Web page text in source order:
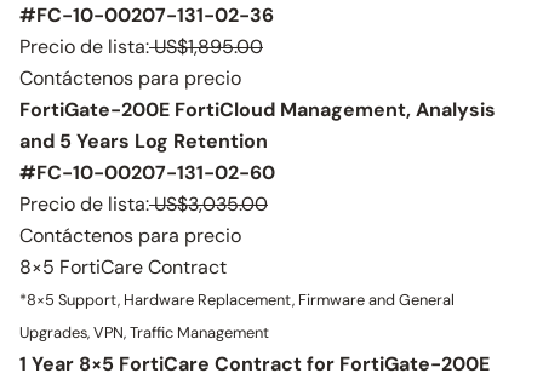
#FC-10-00207-131-02-36
Precio de lista:US$1,895.00
Contáctenos para precio
FortiGate-200E FortiCloud Management, Analysis
and 5 Years Log Retention
#FC-10-00207-131-02-60
Precio de lista:US$3,035.00
Contáctenos para precio
8×5 FortiCare Contract
*8×5 Support, Hardware Replacement, Firmware and General
Upgrades, VPN, Traffic Management
1 Year 8×5 FortiCare Contract for FortiGate-200E